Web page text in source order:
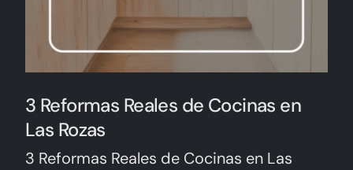
3 Reformas Reales de Cocinas en
Las Rozas
3 Reformas Reales de Cocinas en Las